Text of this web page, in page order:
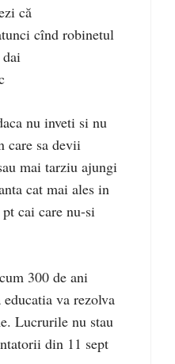
că
cînd robinetul
nu inveti si nu
care sa devii
mai tarziu ajungi
cat mai ales in
cai care nu-si
300 de ani
va rezolva
Lucrurile nu stau
din 11 sept